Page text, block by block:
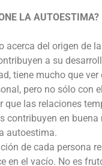
LA AUTOESTIMA?
acerca del origen de
a su
tiene mucho que ver
pero no sólo con
que las relaciones
contribuyen en buena
autoestima.
de cada persona
en el vacío. No es